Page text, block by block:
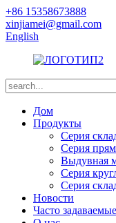
+86 15358673888
xinjiamei@gmail.com
English
Дом
Продукты
Серия
Серия
Выдувная
Серия
Серия
Новости
Часто